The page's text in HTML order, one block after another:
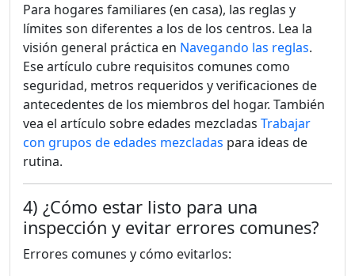
Para hogares familiares (en casa), las reglas y
límites son diferentes a los de los centros. Lea la
visión general práctica en Navegando las reglas.
Ese artículo cubre requisitos comunes como
seguridad, metros requeridos y verificaciones de
antecedentes de los miembros del hogar. También
vea el artículo sobre edades mezcladas Trabajar
con grupos de edades mezcladas para ideas de
rutina.
4) ¿Cómo estar listo para una
inspección y evitar errores comunes?
Errores comunes y cómo evitarlos: